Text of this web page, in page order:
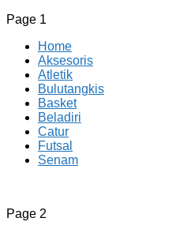
Page 1
Home
Aksesoris
Atletik
Bulutangkis
Basket
Beladiri
Catur
Futsal
Senam
CV JAYA BERSAMA Co Id
Menyediakan Semua
Page 2